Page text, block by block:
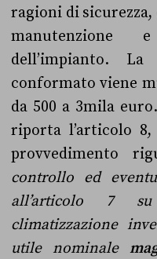
ragioni di
manutenzione
dell’impianto.
conformato viene
da 500 a 3mila
riporta l’articolo
provvedimento
controllo ed
all’articolo 7
climatizzazione
utile nominale